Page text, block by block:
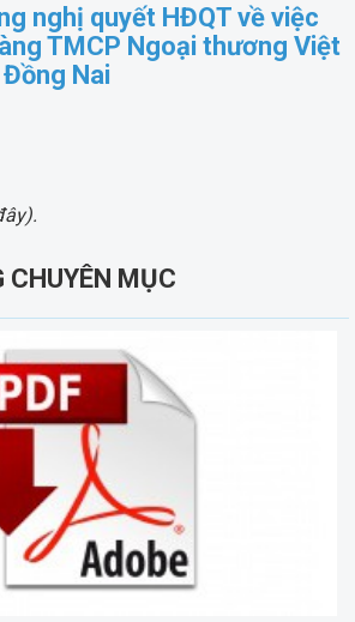
nghị quyết HĐQT về việc
TMCP Ngoại thương Việt
Nai
CHUYÊN MỤC